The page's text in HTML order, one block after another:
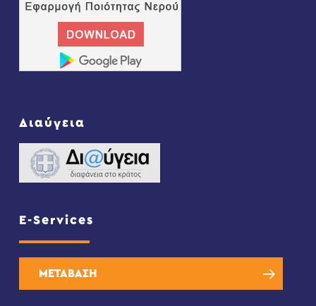
Διαύγεια
E-Services
ΜΕΤΑΒΑΣΗ